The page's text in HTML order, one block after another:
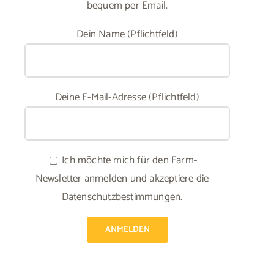
bequem per Email.
Dein Name (Pflichtfeld)
Deine E-Mail-Adresse (Pflichtfeld)
Ich möchte mich für den Farm-
Newsletter anmelden und akzeptiere die
Datenschutzbestimmungen.